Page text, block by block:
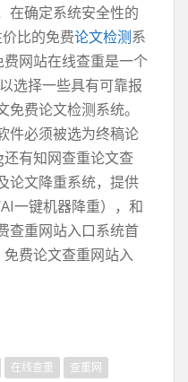
在确定系统安全性的
比的免费论文检测系
网站在线查重是一个
选择一些具有可靠报
费论文检测系统。
件必须被选为终稿论
有知网查重论文查
论文降重系统，提供
AI一键机器降重），和
查重网站入口系统首
费论文查重网站入
在线查重
查重网